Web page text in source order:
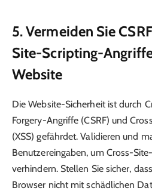
5. Vermeiden Sie
Site-Scripting-
Website
Die Website-Sicherheit ist durch
Forgery-Angriffe (CSRF) und
(XSS) gefährdet. Validieren und
Benutzereingaben, um Cross-
verhindern. Stellen Sie sicher,
Browser nicht mit schädlichen